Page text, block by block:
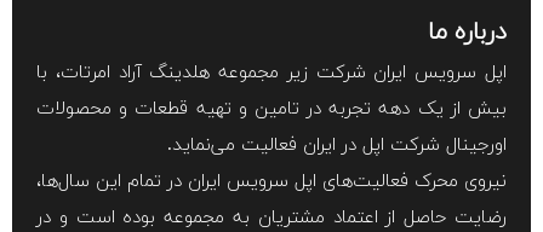
درباره ما
اپل سرویس ایران شرکت زیر مجموعه هلدینگ آراد امرتات، با
بیش از یک دهه تجربه در تامین و تهیه قطعات و محصولات
اورجینال شرکت اپل در ایران فعالیت می‌نماید.
نیروی محرک فعالیت‌های اپل سرویس ایران در تمام این سال‌ها،
رضایت حاصل از اعتماد مشتریان به مجموعه بوده است و در